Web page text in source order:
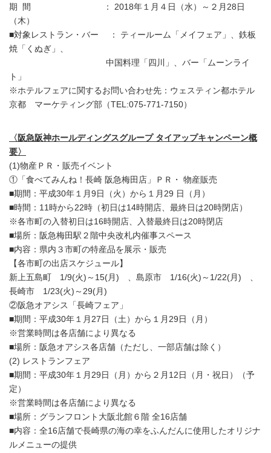
期 間 ： 2018年１月４日（水）～２月28日
（木）
■対象レストラン・バー ： ティールーム「メイフェア」、鉄板
焼「くぬぎ」、
中国料理「四川」、バー「ムーンライ
ト」
※ホテルフェアに関するお問い合わせ先：ウェスティン都ホテル
京都 マーケティング部（TEL:075-771-7150）
〈阪急阪神ホールディングスグループ タイアップキャンペーン概
要〉
(1)物産ＰＲ・販売イベント
①「食べてみんね！長崎 阪急梅田店」ＰＲ・ 物産販売
■期間：平成30年１月9日（火）から１月29 日（月）
■時間：11時から22時（初日は14時開店、最終日は20時閉店）
※各市町の入替初日は16時開店、入替最終日は20時閉店
■場所：阪急梅田駅２階中央改札内催事スペース
■内容：県内３市町の特産品を展示・販売
【各市町の出店スケジュール】
新上五島町 1/9(火)～15(月) 、島原市 1/16(火)～1/22(月) 、
長崎市 1/23(火)～29(月)
②阪急オアシス「長崎フェア」
■期間：平成30年１月27日（土）から１月29日（月）
※営業時間は各店舗により異なる
■場所：阪急オアシス各店舗（ただし、一部店舗は除く）
(2) レストランフェア
■期間：平成30年１月29日（月）から２月12日（月・祝日）（予
定）
※営業時間は各店舗により異なる
■場所：グランフロント大阪北館６階 全16店舗
■内容：全16店舗で長崎県の海の幸をふんだんに使用したオリジナ
ルメニューの提供